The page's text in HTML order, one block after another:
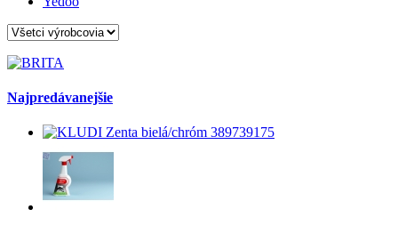
Najpredávanejšie